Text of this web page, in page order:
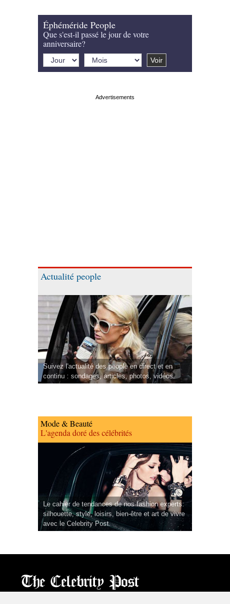
Éphéméride People
Que s'est-il passé le jour de votre
anniversaire?
Actualité people
Suivez l'actualité des people en direct et en
continu : sondages, articles, photos, vidéos.
Mode & Beauté
L'agenda doré des célébrités
Le cahier de tendances de nos fashion experts:
silhouette, style, loisirs, bien-être et art de vivre
avec le Celebrity Post.